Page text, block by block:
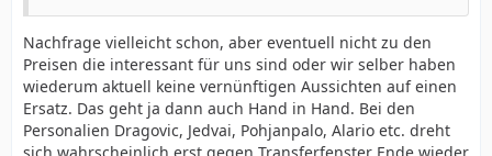
Nachfrage vielleicht schon, aber eventuell nicht zu den
Preisen die interessant für uns sind oder wir selber haben
wiederum aktuell keine vernünftigen Aussichten auf einen
Ersatz. Das geht ja dann auch Hand in Hand. Bei den
Personalien Dragovic, Jedvai, Pohjanpalo, Alario etc. dreht